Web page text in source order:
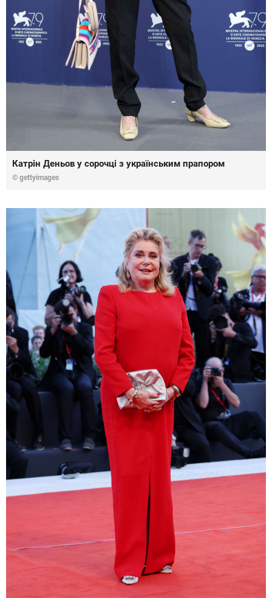
Катрін Деньов у сорочці з українським прапором
© gettyimages